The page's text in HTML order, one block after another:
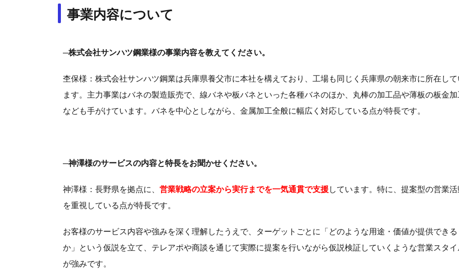
事業内容について
─株式会社サンハツ鋼業様の事業内容を教えてください。
杢保様：株式会社サンハツ鋼業は兵庫県養父市に本社を構えており、工場も同じく兵庫県の朝来市に所在して
ます。主力事業はバネの製造販売で、線バネや板バネといった各種バネのほか、丸棒の加工品や薄板の板金加
なども手がけています。バネを中心としながら、金属加工全般に幅広く対応している点が特長です。
─神澤様のサービスの内容と特長をお聞かせください。
神澤様：長野県を拠点に、 営業戦略の立案から実行までを一気通貫で支援しています。特に、提案型の営業活
を重視している点が特長です。
お客様のサービス内容や強みを深く理解したうえで、ターゲットごとに「どのような用途・価値が提供できる
か」という仮説を立て、テレアポや商談を通じて実際に提案を行いながら仮説検証していくような営業スタ
が強みです。